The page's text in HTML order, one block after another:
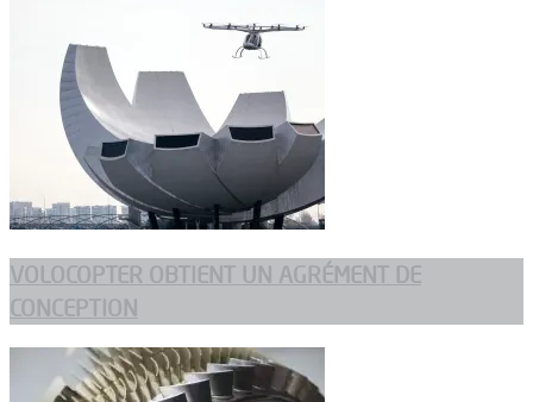
VOLOCOPTER OBTIENT UN AGRÉMENT DE
CONCEPTION